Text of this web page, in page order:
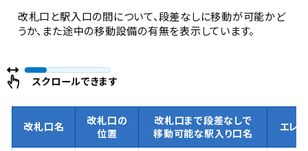
改札口と駅入口の間について、段差なしに移動が可能かど
うか、また途中の移動設備の有無を表示しています。
スクロールできます
改札口名
改札口の
位置
改札口まで段差なしで
移動可能な駅入り口名
エレ